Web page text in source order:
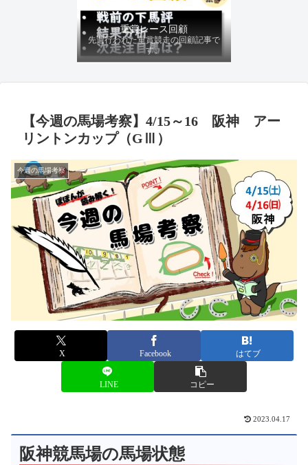
重賞レース回顧
先週行われた重賞競走の回顧記事で
す。
【今週の馬場考察】4/15～16 阪神 アー
リントンカップ（GⅢ）
今週の馬場考察
X Facebook はてブ
LINE コピー
2023.04.17
阪神競馬場の馬場状態